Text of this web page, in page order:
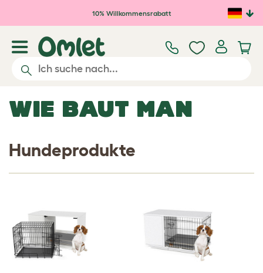
Zum Hauptinhalt springen
10% Willkommensrabatt
WIE BAUT MAN
Hundeprodukte